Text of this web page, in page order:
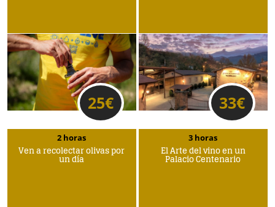
3 horas
El Arte del vino en un
Palacio Centenario
33€
2 horas
Ven a recolectar olivas por
un día
25€